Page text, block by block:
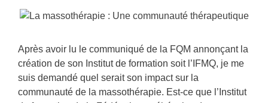
Après avoir lu le communiqué de la FQM annonçant la
création de son Institut de formation soit l’IFMQ, je me
suis demandé quel serait son impact sur la
communauté de la massothérapie. Est-ce que l’Institut